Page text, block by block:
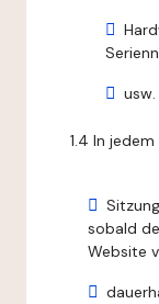
usw.
1.4 In
sobald
Website